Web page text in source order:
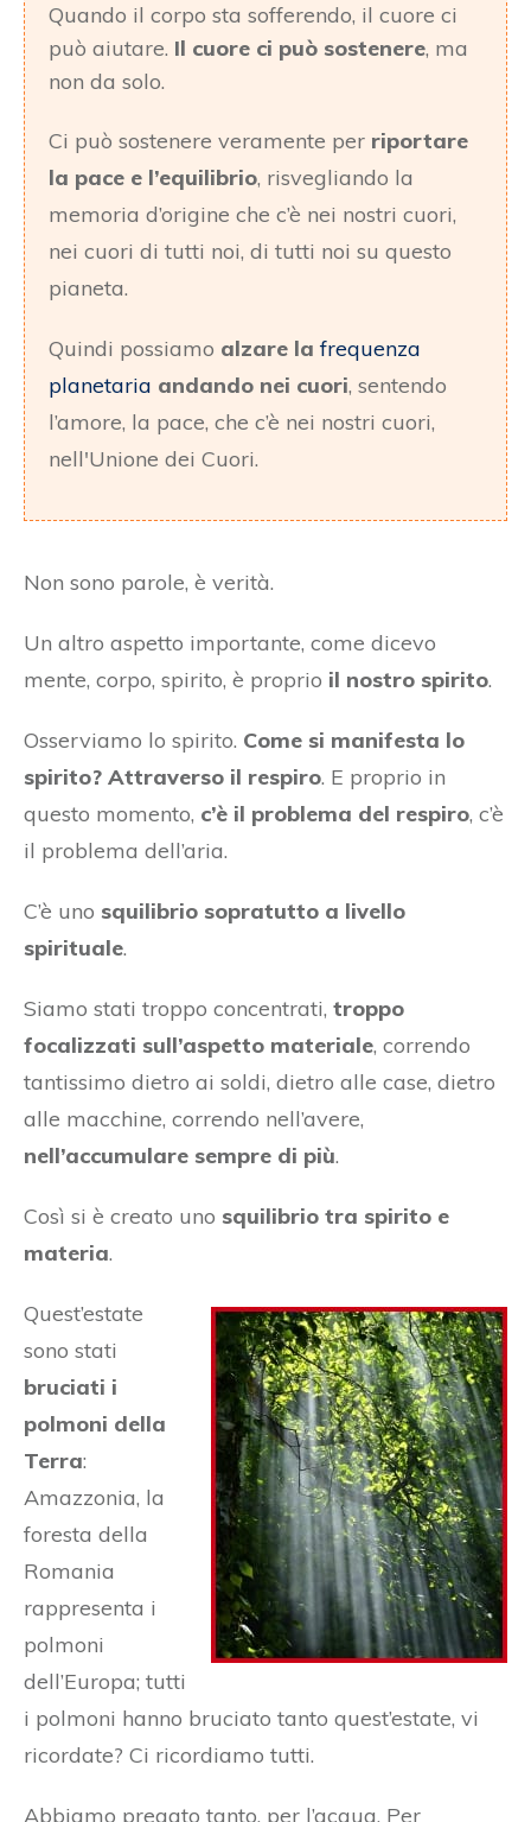
Quando il corpo sta sofferendo, il cuore ci
può aiutare. Il cuore ci può sostenere, ma
non da solo.
Ci può sostenere veramente per riportare
la pace e l’equilibrio, risvegliando la
memoria d’origine che c’è nei nostri cuori,
nei cuori di tutti noi, di tutti noi su questo
pianeta.
Quindi possiamo alzare lafrequenza
planetaria andando nei cuori, sentendo
l’amore, la pace, che c’è nei nostri cuori,
nell'Unione dei Cuori.
Non sono parole, è verità.
Un altro aspetto importante, come dicevo
mente, corpo, spirito, è proprio il nostro spirito.
Osserviamo lo spirito. Come si manifesta lo
spirito? Attraverso il respiro. E proprio in
questo momento, c’è il problema del respiro, c’è
il problema dell’aria.
C’è uno squilibrio sopratutto a livello
spirituale.
Siamo stati troppo concentrati, troppo
focalizzati sull’aspetto materiale, correndo
tantissimo dietro ai soldi, dietro alle case, dietro
alle macchine, correndo nell’avere,
nell’accumulare sempre di più.
Così si è creato uno squilibrio tra spirito e
materia.
Quest’estate
sono stati
bruciati i
polmoni della
Terra:
Amazzonia, la
foresta della
Romania
rappresenta i
polmoni
dell’Europa; tutti
i polmoni hanno bruciato tanto quest’estate, vi
ricordate? Ci ricordiamo tutti.
Abbiamo pregato tanto, per l’acqua. Per